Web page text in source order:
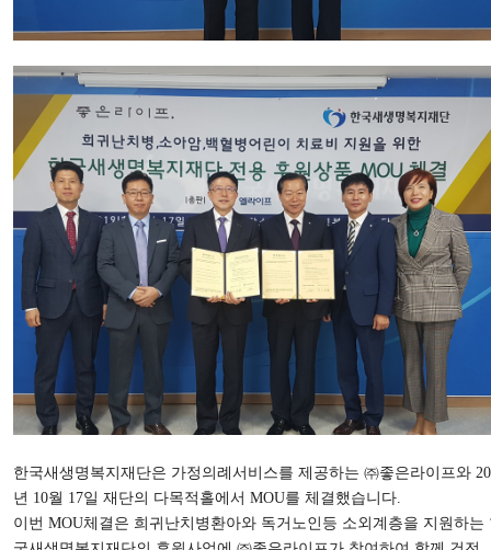
한국새생명복지재단은 가정의례서비스를 제공하는 ㈜좋은라이프와
년 10월 17일 재단의 다목적홀에서 MOU를 체결했습니다.
이번 MOU체결은 희귀난치병환아와 독거노인등 소외계층을 지원하는